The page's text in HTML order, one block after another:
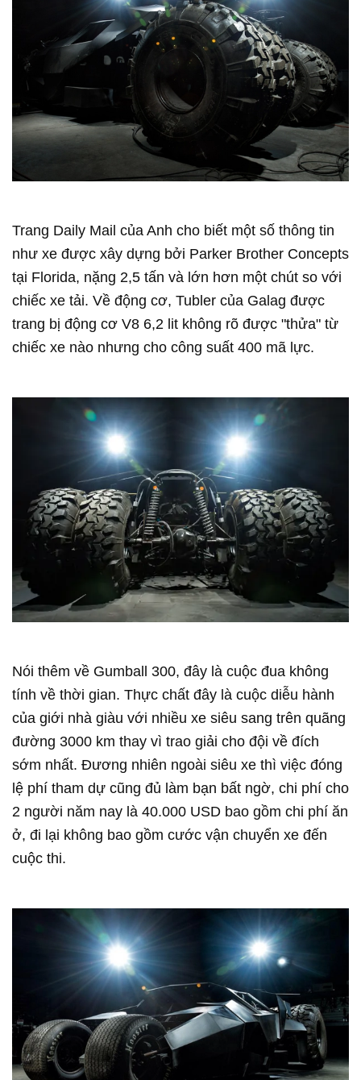
Trang Daily Mail của Anh cho biết một số thông tin
như xe được xây dựng bởi Parker Brother Concepts
tại Florida, nặng 2,5 tấn và lớn hơn một chút so với
chiếc xe tải. Về động cơ, Tubler của Galag được
trang bị động cơ V8 6,2 lit không rõ được "thửa" từ
chiếc xe nào nhưng cho công suất 400 mã lực.
Nói thêm về Gumball 300, đây là cuộc đua không
tính về thời gian. Thực chất đây là cuộc diễu hành
của giới nhà giàu với nhiều xe siêu sang trên quãng
đường 3000 km thay vì trao giải cho đội về đích
sớm nhất. Đương nhiên ngoài siêu xe thì việc đóng
lệ phí tham dự cũng đủ làm bạn bất ngờ, chi phí cho
2 người năm nay là 40.000 USD bao gồm chi phí ăn
ở, đi lại không bao gồm cước vận chuyển xe đến
cuộc thi.